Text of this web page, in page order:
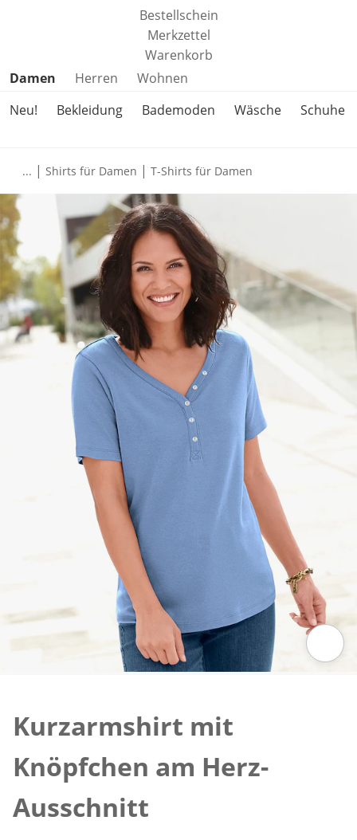
Bestellschein
Merkzettel
Warenkorb
Produktkategorien überspringen
Damen Herren
Wohnen
Neu!
Bekleidung Bademoden Wäsche Schuhe
... | Shirts für Damen | T-Shirts für Damen
Kurzarmshirt mit
Knöpfchen am Herz-
Ausschnitt